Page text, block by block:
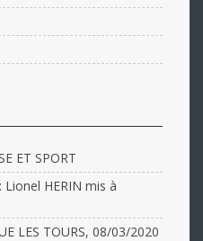
ET SPORT
HERIN mis à
LES TOURS, 08/03/2020